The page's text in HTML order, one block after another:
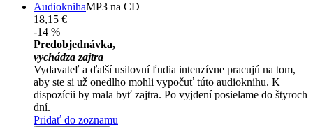
AudioknihaMP3 na CD
18,15 €
-14 %
Predobjednávka,
vychádza zajtra
Vydavateľ a ďalší usilovní ľudia intenzívne pracujú na tom,
aby ste si už onedlho mohli vypočuť túto audioknihu. K
dispozícii by mala byť zajtra. Po vyjdení posielame do štyroch
dní.
Pridať do zoznamu